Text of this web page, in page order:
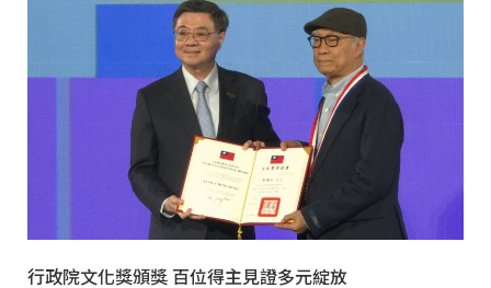
行政院文化獎頒獎 百位得主見證多元綻放